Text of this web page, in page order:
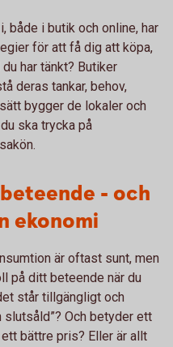
både i butik och online, har
för att få dig att köpa,
har tänkt? Butiker
deras tankar, behov,
bygger de lokaler och
ska trycka på
- och
ekonomi
är oftast sunt, men
på ditt beteende när du
står tillgängligt och
slutsåld”? Och betyder ett
bättre pris? Eller är allt